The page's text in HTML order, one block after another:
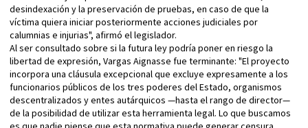
desindexación y la preservación de pruebas, en caso de que la
víctima quiera iniciar posteriormente acciones judiciales por
calumnias e injurias", afirmó el legislador.
Al ser consultado sobre si la futura ley podría poner en riesgo la
libertad de expresión, Vargas Aignasse fue terminante: "El proyecto
incorpora una cláusula excepcional que excluye expresamente a los
funcionarios públicos de los tres poderes del Estado, organismos
descentralizados y entes autárquicos —hasta el rango de director—
de la posibilidad de utilizar esta herramienta legal. Lo que buscamos